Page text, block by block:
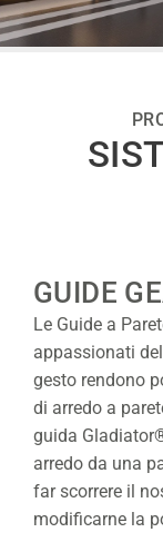
GUIDE
Le Guide a
appassionati
gesto rendono
di arredo a
guida
arredo da una
far scorrere il
modificarne la